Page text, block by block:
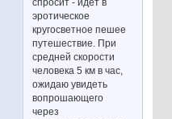
спросит - идет в
эротическое
кругосветное пешее
путешествие. При
средней скорости
человека 5 км в час,
ожидаю увидеть
вопрошающего
через